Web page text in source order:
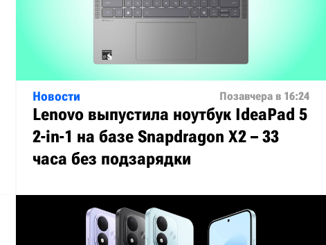
Новости Позавчера в 16:24
Lenovo выпустила ноутбук IdeaPad 5
2-in-1 на базе Snapdragon X2 – 33
часа без подзарядки